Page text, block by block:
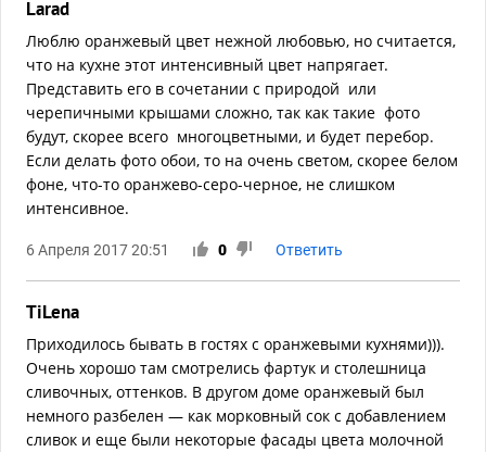
Larad
Люблю оранжевый цвет нежной любовью, но считается,
что на кухне этот интенсивный цвет напрягает.
Представить его в сочетании с природой или
черепичными крышами сложно, так как такие фото
будут, скорее всего многоцветными, и будет перебор.
Если делать фото обои, то на очень светом, скорее белом
фоне, что-то оранжево-серо-черное, не слишком
интенсивное.
6 Апреля 2017 20:51 0 Ответить
TiLena
Приходилось бывать в гостях с оранжевыми кухнями))).
Очень хорошо там смотрелись фартук и столешница
сливочных, оттенков. В другом доме оранжевый был
немного разбелен — как морковный сок с добавлением
сливок и еще были некоторые фасады цвета молочной